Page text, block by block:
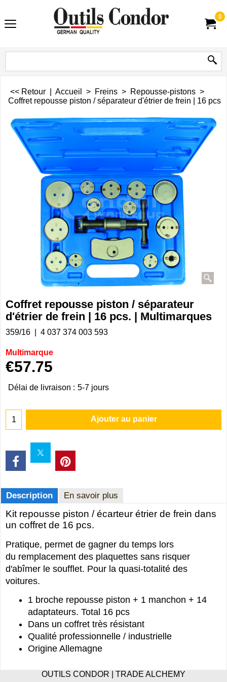
0
<< Retour Accueil > Freins > Repousse-pistons >
Coffret repousse piston / séparateur d'étrier de frein | 16 pcs.
Coffret repousse piston / séparateur
d'étrier de frein | 16 pcs. | Multimarques
359/16 4 037 374 003 593
Multimarque
€57.75
Délai de livraison : 5-7 jours
Ajouter au panier
Description En savoir plus
Kit repousse piston / écarteur étrier de frein dans
un coffret de 16 pcs.
Pratique, permet de gagner du temps lors
du remplacement des plaquettes sans risquer
d'abîmer le soufflet. Pour la quasi-totalité des
voitures.
1 broche repousse piston + 1 manchon + 14
adaptateurs. Total 16 pcs
Dans un coffret très résistant
Qualité professionnelle / industrielle
Origine Allemagne
OUTILS CONDOR | TRADE ALCHEMY